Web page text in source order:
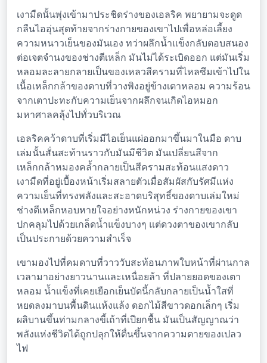
เงามืดนั้นพุ่งเข้ามาประชิดร่างของเอลริค พยายามจะดูด
กลืนไออุ่นสุดท้ายจากร่างกายของเขาไปเพื่อหล่อเลี้ยง
ความหนาวเย็นของมันเอง ทว่าผลึกน้ำแข็งกลับตอบสนอง
ต่อเจตจำนงของช่างตีเหล็ก มันไม่ได้ระเบิดออก แต่มันเริ่ม
หลอมละลายกลายเป็นของเหลวสีครามที่ไหลซึมเข้าไปใน
เนื้อเหล็กกล้าของดาบที่วางพิงอยู่ข้างเตาหลอม ความร้อน
จากเตาปะทะกับความเย็นจากผลึกจนเกิดไอหมอก
มหาศาลคลุ้งไปทั่วบริเวณ
เอลริคคว้าดาบที่เริ่มมีไอเย็นแผ่ออกมาขึ้นมาในมือ ดาบ
เล่มนั้นสั่นสะท้านราวกับมันมีชีวิต มันเปลี่ยนสีจาก
เหล็กกล้าหมองคล้ำกลายเป็นสีครามสะท้อนแสงดาว
เงามืดที่อยู่เบื้องหน้าเริ่มสลายตัวเมื่อสัมผัสกับรัศมีแห่ง
ความเย็นที่ทรงพลังและสะอาดบริสุทธิ์ของดาบเล่มใหม่
ช่างตีเหล็กหอบหายใจอย่างหนักหน่วง ร่างกายของเขา
ปกคลุมไปด้วยเกล็ดน้ำแข็งบางๆ แต่ดวงตาของเขากลับ
เป็นประกายด้วยความสำเร็จ
เขามองไปที่คมดาบที่วาววับสะท้อนภาพใบหน้าที่ผ่านกาล
เวลามาอย่างยาวนานและเหนื่อยล้า ที่ปลายยอดของเตา
หลอม น้ำแข็งที่เคยเยือกเย็นบัดนี้กลับกลายเป็นน้ำใสที่
หยดลงมาบนพื้นดินแห้งแล้ง ดอกไม้สีขาวดอกเล็กๆ เริ่ม
ผลิบานขึ้นท่ามกลางขี้เถ้าที่เปียกชื้น มันเป็นสัญญาณว่า
พลังแห่งชีวิตได้ถูกปลุกให้ตื่นขึ้นจากความตายของเปลว
ไฟ